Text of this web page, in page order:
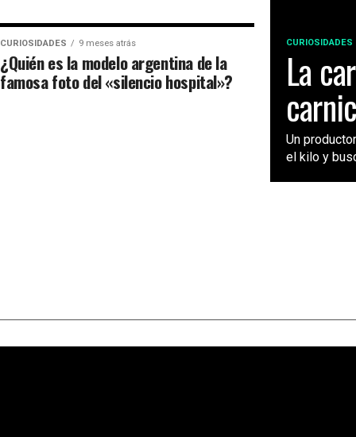
CURIOSIDADES
La
Un
el kilo y
CURIOSIDADES 9 meses atrás
¿Quién es la modelo argentina de la
famosa foto del «silencio hospital»?